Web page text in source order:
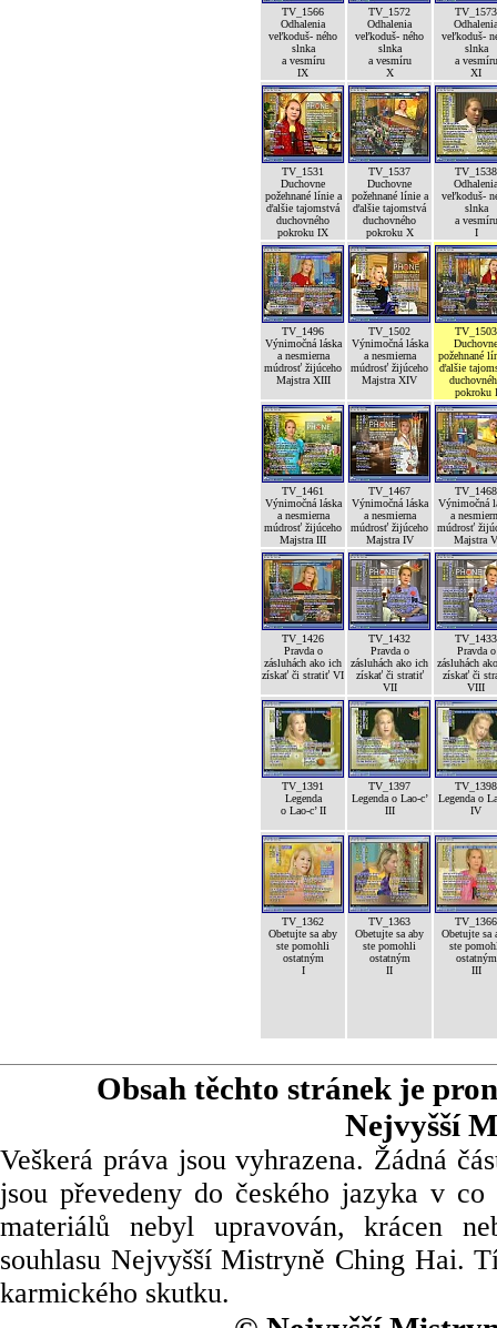
TV_1566
Odhalenia
veľkoduš- ného
slnka
a vesmíru
IX
TV_1572
Odhalenia
veľkoduš- ného
slnka
a vesmíru
X
TV_1573
Odhalenia
veľkoduš-
slnka
a vesmíru
XI
TV_1531
Duchovne
požehnané línie a
ďalšie tajomstvá
duchovného
pokroku IX
TV_1537
Duchovne
požehnané línie a
ďalšie tajomstvá
duchovného
pokroku X
TV_1538
Odhalenia
veľkoduš-
slnka
a vesmíru
I
TV_1496
Výnimočná láska
a nesmierna
múdrosť žijúceho
Majstra XIII
TV_1502
Výnimočná láska
a nesmierna
múdrosť žijúceho
Majstra XIV
TV_1503
Duchovne
požehnané
ďalšie
pokroku I
TV_1461
Výnimočná láska
a nesmierna
múdrosť žijúceho
Majstra III
TV_1467
Výnimočná láska
a nesmierna
múdrosť žijúceho
Majstra IV
TV_1468
Výnimočná
a
múdrosť
Majstra V
TV_1426
Pravda o
zásluhách ako ich
získať či stratiť VI
TV_1432
Pravda o
zásluhách ako ich
získať či stratiť
VII
TV_1433
Pravda o
zásluhách
získať či
VIII
TV_1391
Legenda
o Lao-c’ II
TV_1397
Legenda o Lao-c’
III
TV_1398
Legenda o
IV
TV_1362
Obetujte sa aby
ste pomohli
ostatným
I
TV_1363
Obetujte sa aby
ste pomohli
ostatným
II
TV_1366
Obetujte sa
ste
ostatným
III
Obsah těchto stránek je
Nejvyšší
Veškerá práva jsou vyhrazena. Žádná
jsou převedeny do českého jazyka v
materiálů nebyl upravován, krácen
souhlasu Nejvyšší Mistryně Ching Hai.
karmického skutku.